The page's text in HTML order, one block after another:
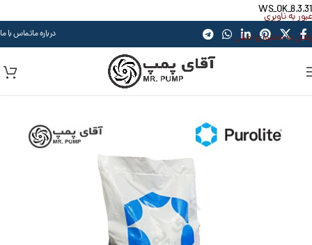
WS_OK_8.3.31
عبور به ناوبری
رفتن به محتوای اصلی
درباره ماتماس با ما